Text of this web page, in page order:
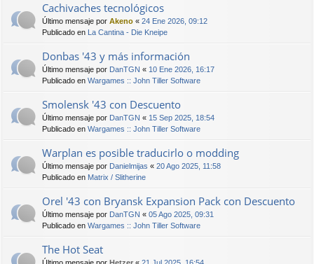
Cachivaches tecnológicos
Último mensaje por Akeno « 24 Ene 2026, 09:12
Publicado en La Cantina - Die Kneipe
Donbas '43 y más información
Último mensaje por DanTGN « 10 Ene 2026, 16:17
Publicado en Wargames :: John Tiller Software
Smolensk '43 con Descuento
Último mensaje por DanTGN « 15 Sep 2025, 18:54
Publicado en Wargames :: John Tiller Software
Warplan es posible traducirlo o modding
Último mensaje por Danielmijas « 20 Ago 2025, 11:58
Publicado en Matrix / Slitherine
Orel '43 con Bryansk Expansion Pack con Descuento
Último mensaje por DanTGN « 05 Ago 2025, 09:31
Publicado en Wargames :: John Tiller Software
The Hot Seat
Último mensaje por Hetzer « 21 Jul 2025, 16:54